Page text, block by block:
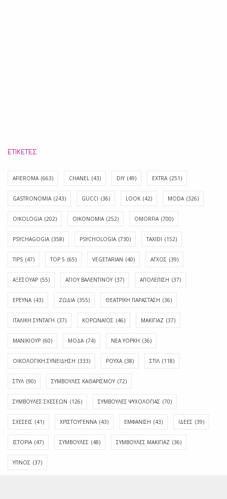
ΕΤΙΚΈΤΕΣ
AFIEROMA (663) CHANEL (43) DIY (49) EXTRA (251)
GASTRONOMIA (243) GUCCI (36) LOOK (42) MODA (326)
OIKOLOGIA (202) OIKONOMIA (252) OMORFIA (700)
PSYCHAGOGIA (358) PSYCHOLOGIA (730) TAXIDI (152)
TIPS (47) TOP 5 (65) VEGETARIAN (40) ΑΓΧΟΣ (39)
ΑΞΕΣΟΥΑΡ (55) ΑΓΊΟΥ ΒΑΛΕΝΤΊΝΟΥ (37) ΑΠΟΛΈΠΙΣΗ (37)
ΕΡΕΥΝΑ (43) ΖΩΔΙΑ (355) ΘΕΑΤΡΙΚΗ ΠΑΡΑΣΤΑΣΗ (36)
ΙΤΑΛΙΚΗ ΣΥΝΤΑΓΗ (37) ΚΟΡΩΝΑΪΟΣ (46) ΜΑΚΙΓΙΑΖ (37)
ΜΑΝΙΚΙΟΥΡ (60) ΜΟΔΑ (74) ΝΕΑ ΥΟΡΚΗ (36)
ΟΙΚΟΛΟΓΙΚΗ ΣΥΝΕΙΔΗΣΗ (333) ΡΟΥΧΑ (38) ΣΤΙΛ (118)
ΣΤΥΛ (90) ΣΥΜΒΟΥΛΕΣ ΚΑΘΑΡΙΣΜΟΥ (72)
ΣΥΜΒΟΥΛΕΣ ΣΧΕΣΕΩΝ (126) ΣΥΜΒΟΥΛΕΣ ΨΥΧΟΛΟΓΙΑΣ (70)
ΣΧΕΣΕΙΣ (41) ΧΡΙΣΤΟΥΓΕΝΝΑ (43) ΕΜΦΆΝΙΣΗ (43) ΙΔΈΕΣ (39)
ΙΣΤΟΡΊΑ (47) ΣΥΜΒΟΥΛΈΣ (48) ΣΥΜΒΟΥΛΈΣ ΜΑΚΙΓΙΆΖ (36)
ΎΠΝΟΣ (37)